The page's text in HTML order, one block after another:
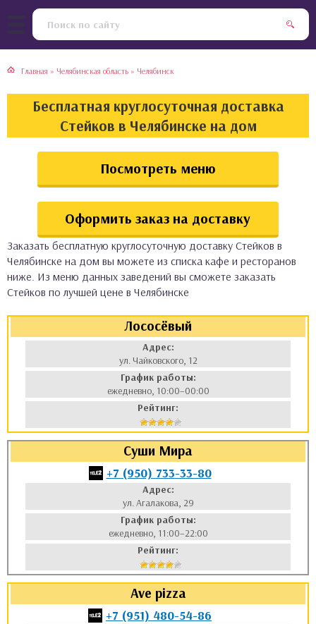
Главная » Челябинская область » Челябинск
Бесплатная круглосуточная доставка
Стейков в Челябинске на дом
Посмотреть меню
Оформить заказ на доставку
Заказать бесплатную круглосуточную доставку Стейков в
Челябинске на дом вы можете из списка кафе и ресторанов
ниже. Из меню данных заведений вы сможете заказать
Стейков по лучшей цене в Челябинске
Лососёвый
Адрес:
ул. Чайковского, 12
График работы:
ежедневно, 10:00–00:00
Рейтинг:
Суши Мира
+7 (950) 733-33-80
Адрес:
ул. Агалакова, 29
График работы:
ежедневно, 11:00–22:00
Рейтинг:
Ave pizza
+7 (951) 480-54-86
кухня
кухня